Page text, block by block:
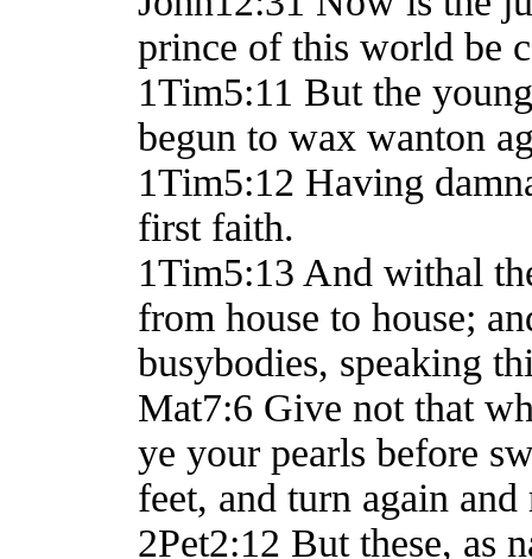
prince of this world be
1Tim5:11 But the
begun to wax wanton
1Tim5:12 Having
first faith.
1Tim5:13 And withal
from house to house;
busybodies, speaking
Mat7:6 Give not that
ye your pearls before
feet, and turn again
2Pet2:12 But these, as